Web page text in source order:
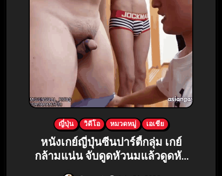
ญี่ปุ่น วิดีโอ หมวดหมู่ เอเชีย
หนังเกย์ญี่ปุ่นซีนปาร์ตี้กลุ่ม เกย์
กล้ามแน่น จับดูดหัวนมแล้วดูดหัว